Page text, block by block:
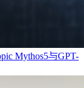
Mythos5与GPT-